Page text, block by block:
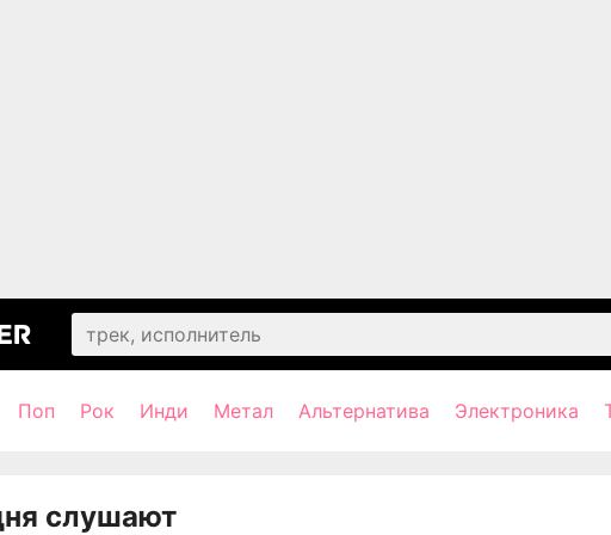
Поп Рок Инди Метал Альтернатива Электроника
слушают